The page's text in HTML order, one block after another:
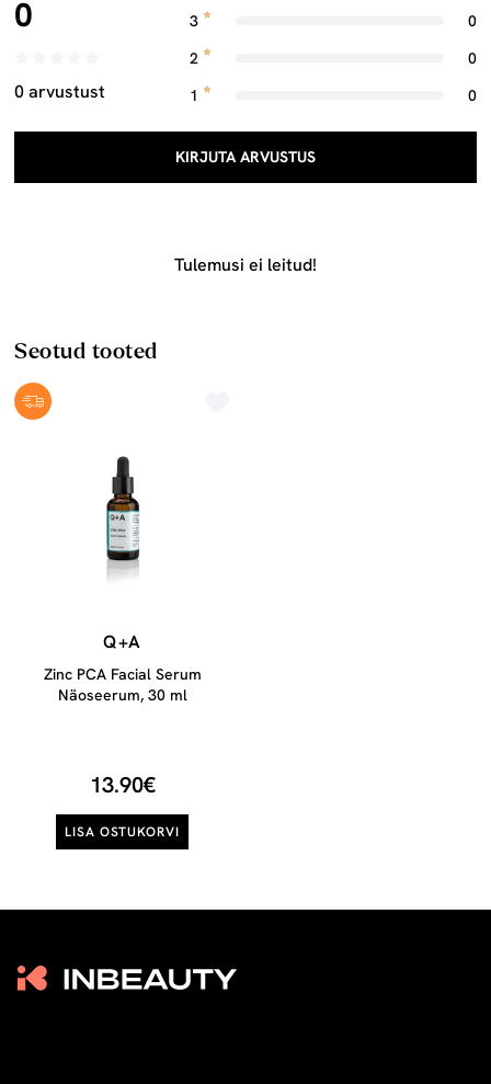
0
0 arvustust
3
0
2
0
1
0
KIRJUTA ARVUSTUS
Tulemusi ei leitud!
Seotud tooted
Q+A
Zinc PCA Facial Serum
Näoseerum, 30 ml
13.90€
LISA OSTUKORVI